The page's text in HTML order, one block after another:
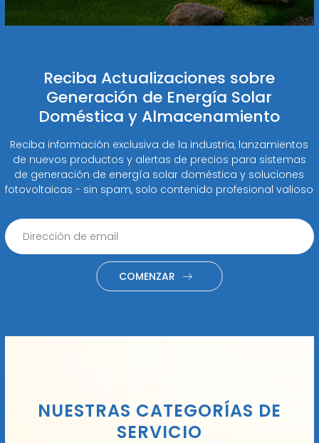
Reciba Actualizaciones sobre
Generación de Energía Solar
Doméstica y Almacenamiento
Reciba información exclusiva de la industria, lanzamientos
de nuevos productos y alertas de precios para sistemas
de generación de energía solar doméstica y soluciones
fotovoltaicas - sin spam, solo contenido profesional valioso
COMENZAR
NUESTRAS CATEGORÍAS DE
SERVICIO